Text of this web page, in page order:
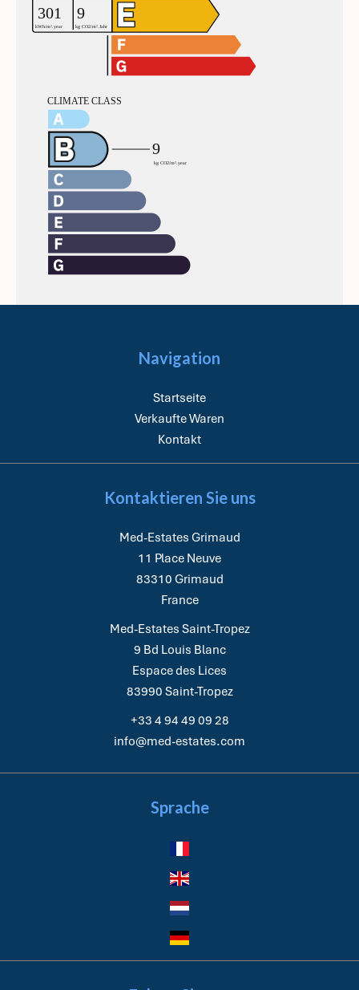
Navigation
Startseite
Verkaufte Waren
Kontakt
Kontaktieren Sie uns
Med-Estates Grimaud
11 Place Neuve
83310 Grimaud
France
Med-Estates Saint-Tropez
9 Bd Louis Blanc
Espace des Lices
83990 Saint-Tropez
+33 4 94 49 09 28
info@med-estates.com
Sprache